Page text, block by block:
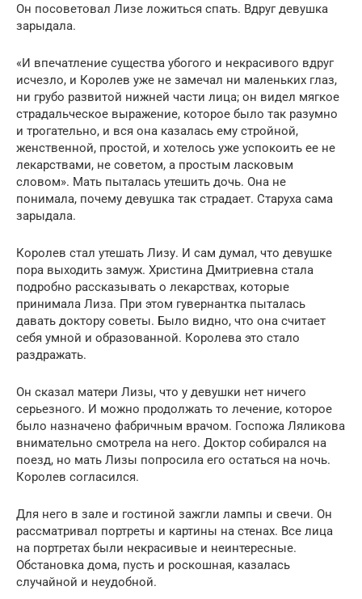
Он посоветовал Лизе ложиться спать. Вдруг девушка
зарыдала.
«И впечатление существа убогого и некрасивого вдруг
исчезло, и Королев уже не замечал ни маленьких глаз,
ни грубо раз­витой нижней части лица; он видел мягкое
стра­дальческое выражение, которое было так разум­но
и трогательно, и вся она казалась ему стройной,
женственной, простой, и хотелось уже успокоить ее не
лекарствами, не советом, а про­стым ласковым
словом». Мать пыталась уте­шить дочь. Она не
понимала, почему девушка так страдает. Старуха сама
зарыдала.
Королев стал утешать Лизу. И сам думал, что девушке
пора выходить замуж. Христина Дмит­риевна стала
подробно рассказывать о лекар­ствах, которые
принимала Лиза. При этом гу­вернантка пыталась
давать доктору советы. Было видно, что она считает
себя умной и обра­зованной. Королева это стало
раздражать.
Он сказал матери Лизы, что у девушки нет ни­чего
серьезного. И можно продолжать то лечение, которое
было назначено фабричным врачом. Гос­пожа Ляликова
внимательно смотрела на него. Доктор собирался на
поезд, но мать Лизы попро­сила его остаться на ночь.
Королев согласился.
Для него в зале и гостиной зажгли лампы и свечи. Он
рассматривал портреты и картины на стенах. Все лица
на портретах были некраси­вые и неинтересные.
Обстановка дома, пусть и роскошная, казалась
случайной и неудобной.